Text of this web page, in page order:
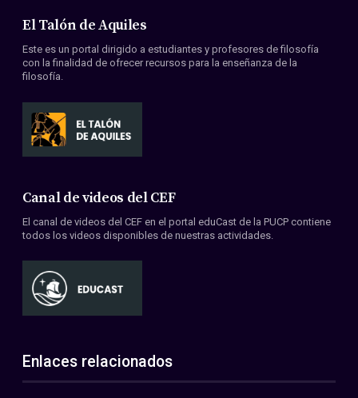
Acerca de nosotros
Miembros
Convenios
El Talón de Aquiles
Este es un portal dirigido a estudiantes y profesores de filosofía
con la finalidad de ofrecer recursos para la enseñanza de la
filosofía.
Canal de videos del CEF
El canal de videos del CEF en el portal eduCast de la PUCP contiene
todos los videos disponibles de nuestras actividades.
Enlaces relacionados